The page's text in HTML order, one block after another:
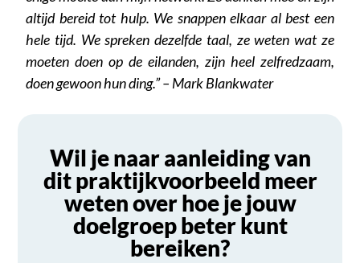
altijd bereid tot hulp. We snappen elkaar al best een
hele tijd. We spreken dezelfde taal, ze weten wat ze
moeten doen op de eilanden, zijn heel zelfredzaam,
doen gewoon hun ding.” – Mark Blankwater
Wil je naar aanleiding van
dit praktijkvoorbeeld meer
weten over hoe je jouw
doelgroep beter kunt
bereiken?